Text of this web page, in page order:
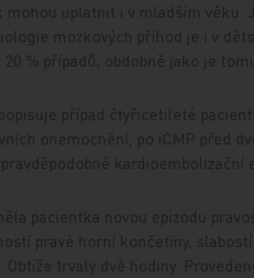
mohou uplatnit i v mladším věku.
mozkových příhod je i v
% případů, obdobně jako je
případ čtyřicetileté
onemocnění, po iCMP před
kardioembolizační
pacientka novou epizodu
pravé horní končetiny,
Obtíže trvaly dvě hodiny.